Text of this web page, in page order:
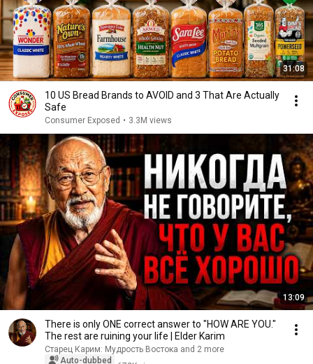
31:08
10 US Bread Brands to AVOID and 3 That Are Actually
Safe
Consumer Exposed • 3.3M views
13:09
There is only ONE correct answer to "HOW ARE YOU."
The rest are ruining your life | Elder Karim
Старец Карим: Мудрость Востока and 2 more
Auto-dubbed